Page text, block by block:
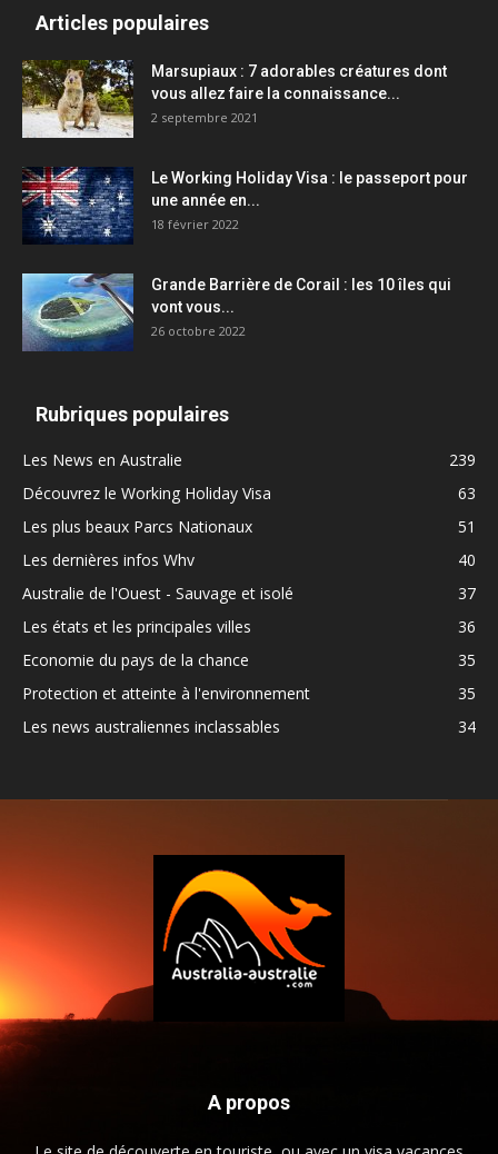
Articles populaires
Marsupiaux : 7 adorables créatures dont
vous allez faire la connaissance...
2 septembre 2021
Le Working Holiday Visa : le passeport pour
une année en...
18 février 2022
Grande Barrière de Corail : les 10 îles qui
vont vous...
26 octobre 2022
Rubriques populaires
Les News en Australie
239
Découvrez le Working Holiday Visa
63
Les plus beaux Parcs Nationaux
51
Les dernières infos Whv
40
Australie de l'Ouest - Sauvage et isolé
37
Les états et les principales villes
36
Economie du pays de la chance
35
Protection et atteinte à l'environnement
35
Les news australiennes inclassables
34
A propos